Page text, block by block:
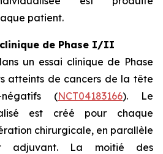
patient.
clinique de Phase I/II
un essai clinique de Phase
atteints de cancers de la tête
(NCT04183166). Le
est créé pour chaque
chirurgicale, en parallèle
adjuvant. La moitié des